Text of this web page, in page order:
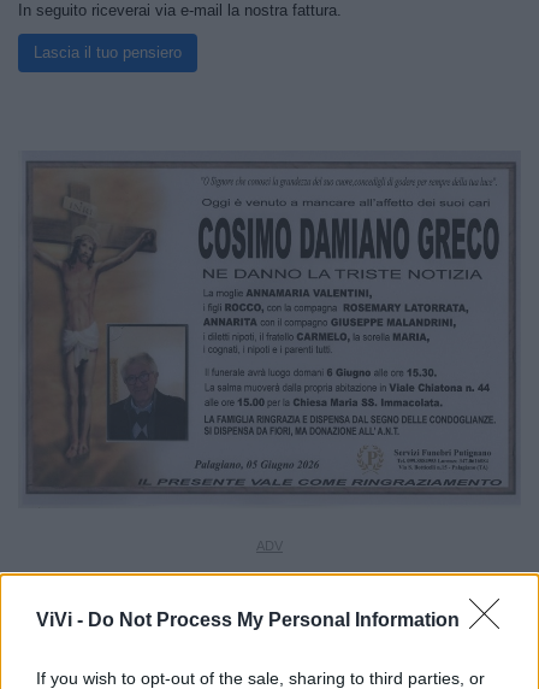
ViVi - Do Not Process My Personal Information
If you wish to opt-out of the sale, sharing to third parties, or
In seguito riceverai via e-mail la nostra fattura.
Lascia il tuo pensiero